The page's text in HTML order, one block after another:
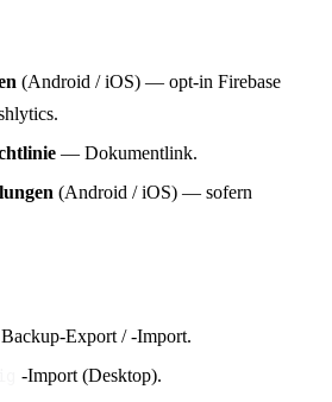
(Android / iOS) — opt-in Firebase
— Dokumentlink.
(Android / iOS) — sofern
Export / -Import.
-Import (Desktop).